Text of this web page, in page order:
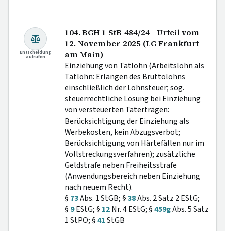
Entscheidung
aufrufen
104. BGH 1 StR 484/24 - Urteil vom
12. November 2025 (LG Frankfurt
am Main)
Einziehung von Tatlohn (Arbeitslohn als
Tatlohn: Erlangen des Bruttolohns
einschließlich der Lohnsteuer; sog.
steuerrechtliche Lösung bei Einziehung
von versteuerten Taterträgen:
Berücksichtigung der Einziehung als
Werbekosten, kein Abzugsverbot;
Berücksichtigung von Härtefällen nur im
Vollstreckungsverfahren); zusätzliche
Geldstrafe neben Freiheitsstrafe
(Anwendungsbereich neben Einziehung
nach neuem Recht).
§ 73Abs. 1 StGB; §38Abs. 2 Satz 2 EStG;
§ 9EStG; § 12Nr. 4 EStG; §459gAbs. 5 Satz
1 StPO; §41StGB